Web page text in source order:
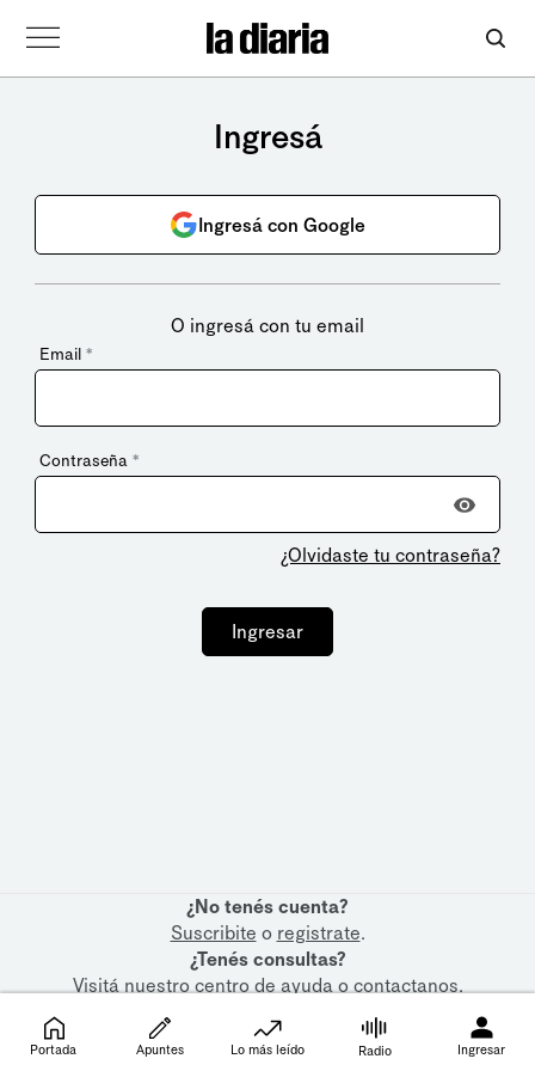
Ingresá
Ingresá con Google
O ingresá con tu email
Email *
Contraseña *
¿Olvidaste tu contraseña?
Ingresar
¿No tenés cuenta?
Suscribite o registrate.
¿Tenés consultas?
Visitá nuestrocentro de ayudaocontactanos.
Portada Apuntes Lo más leído Radio Ingresar